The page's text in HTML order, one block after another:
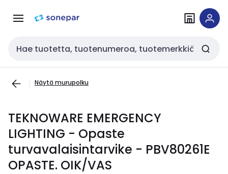
navigointiinsisältöön
Haku
Näytä murupolku
TEKNOWARE EMERGENCY
LIGHTING - Opaste
turvavalaisintarvike - PBV80261E
OPASTE. OIK/VAS